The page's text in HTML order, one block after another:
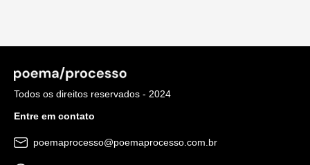
Todos os direitos reservados - 2024
Entre em contato
poemaprocesso@poemaprocesso.com.br